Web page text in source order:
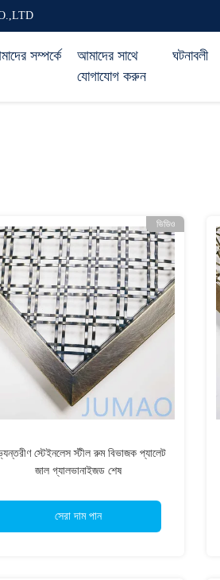
সম্পর্কে
আমাদের সাথে
যোগাযোগ করুন
ঘটনাবলী
ভিডিও
স্টেইনলেস স্টীল রুম বিভাজক প্যালেট
জাল গ্যালভানাইজড শেষ
সেরা দাম পান